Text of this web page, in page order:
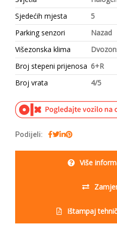
Sjedećih mjesta
5
Parking senzori
Nazad
Višezonska klima
Broj stepeni prijenosa 6+R
Broj vrata
4/5
Podijeli:
Više
Ištampaj